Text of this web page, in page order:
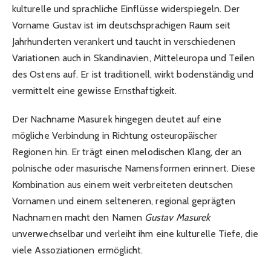
kulturelle und sprachliche Einflüsse widerspiegeln. Der
Vorname Gustav ist im deutschsprachigen Raum seit
Jahrhunderten verankert und taucht in verschiedenen
Variationen auch in Skandinavien, Mitteleuropa und Teilen
des Ostens auf. Er ist traditionell, wirkt bodenständig und
vermittelt eine gewisse Ernsthaftigkeit.
Der Nachname Masurek hingegen deutet auf eine
mögliche Verbindung in Richtung osteuropäischer
Regionen hin. Er trägt einen melodischen Klang, der an
polnische oder masurische Namensformen erinnert. Diese
Kombination aus einem weit verbreiteten deutschen
Vornamen und einem selteneren, regional geprägten
Nachnamen macht den Namen Gustav Masurek
unverwechselbar und verleiht ihm eine kulturelle Tiefe, die
viele Assoziationen ermöglicht.